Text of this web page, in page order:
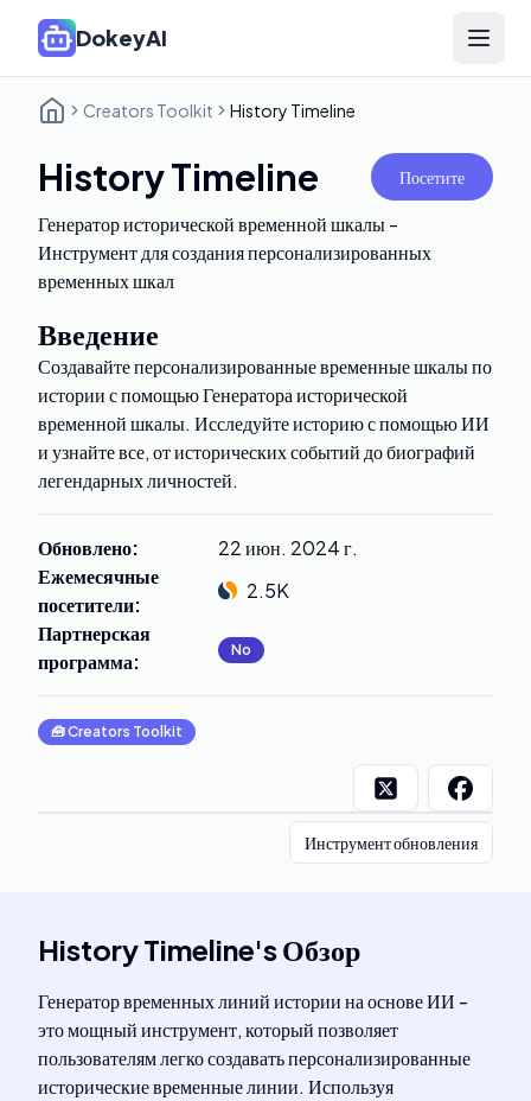
DokeyAI Open
Creators Toolkit History Timeline
History Timeline Посетите
Генератор исторической временной шкалы -
Инструмент для создания персонализированных
временных шкал
Введение
Создавайте персонализированные временные шкалы по
истории с помощью Генератора исторической
временной шкалы. Исследуйте историю с помощью ИИ
и узнайте все, от исторических событий до биографий
легендарных личностей.
Обновлено:
22 июн. 2024 г.
Ежемесячные
посетители:
2.5K
Партнерская
программа: No
🧰Creators Toolkit
Инструмент обновления
History Timeline'sОбзор
Генератор временных линий истории на основе ИИ -
это мощный инструмент, который позволяет
пользователям легко создавать персонализированные
исторические временные линии. Используя